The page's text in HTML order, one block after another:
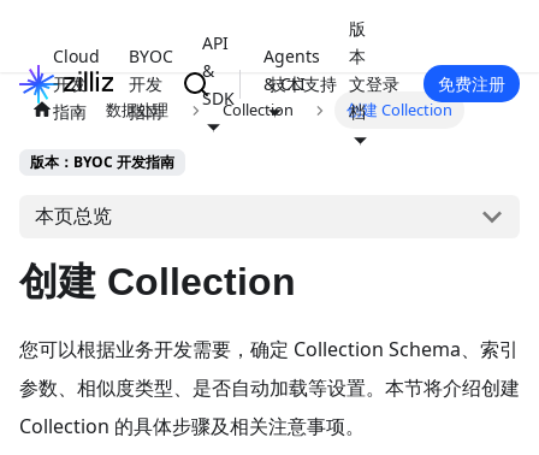
Cloud
开发
指南
BYOC
开发
指南
API
&
SDK
Agents
& CLI
版
本
文
档
技术支持 登录 免费注册
数据处理 Collection 创建 Collection
版本：BYOC 开发指南
本页总览
创建 Collection
您可以根据业务开发需要，确定 Collection Schema、索引
参数、相似度类型、是否自动加载等设置。本节将介绍创建
Collection 的具体步骤及相关注意事项。